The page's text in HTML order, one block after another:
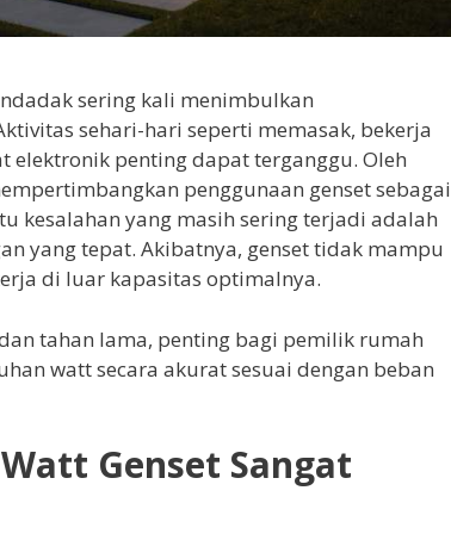
sering kali menimbulkan
sehari-hari seperti memasak, bekerja
elektronik penting dapat terganggu. Oleh
penggunaan genset sebagai
kesalahan yang masih sering terjadi adalah
yang tepat. Akibatnya, genset tidak mampu
di luar kapasitas optimalnya.
tahan lama, penting bagi pemilik rumah
watt secara akurat sesuai dengan beban
Genset Sangat